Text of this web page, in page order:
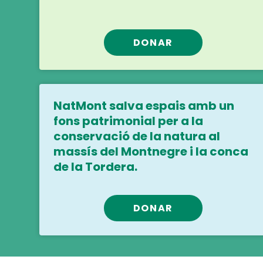
DONAR
NatMont salva espais amb un
fons patrimonial per a la
conservació de la natura al
massís del Montnegre i la conca
de la Tordera.
DONAR